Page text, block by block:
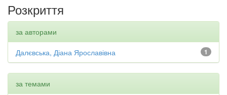
Розкриття
за авторами
1
Далєвська, Діана Ярославівна
за темами